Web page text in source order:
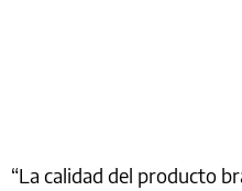
“La calidad del producto